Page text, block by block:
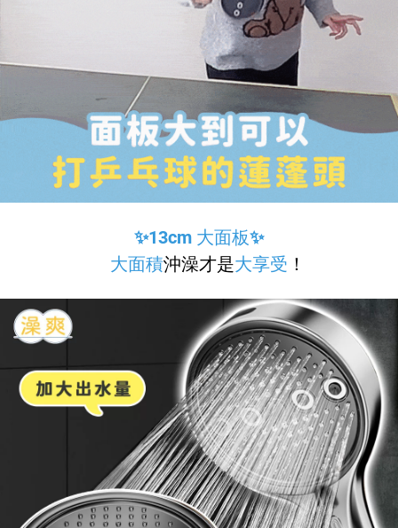
✨13cm 大面板✨
大面積沖澡才是大享受 ！